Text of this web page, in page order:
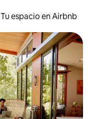
Tu espacio en Airbnb